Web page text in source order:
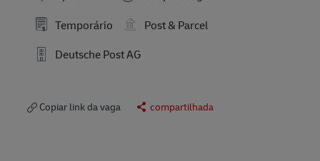
Temporário
Post & Parcel
Deutsche Post AG
Copiar link da vaga compartilhada